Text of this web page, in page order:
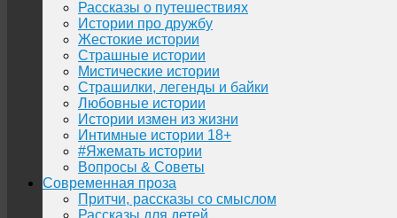
Рассказы о путешествиях
Истории про дружбу
Жестокие истории
Страшные истории
Мистические истории
Страшилки, легенды и байки
Любовные истории
Истории измен из жизни
Интимные истории 18+
#Яжемать истории
Вопросы & Советы
Современная проза
Притчи, рассказы со смыслом
Рассказы для детей